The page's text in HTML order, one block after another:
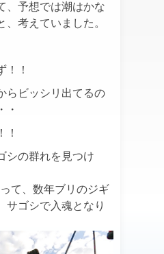
、予想では潮はかな
、考えていました。
！！
らビッシリ出てるの
・
！
シの群れを見つけ
て、数年ブリのジギ
ゴシで入魂となり